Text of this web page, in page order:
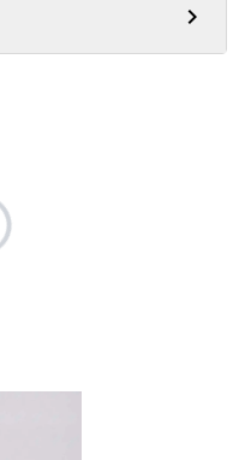
chevron_right